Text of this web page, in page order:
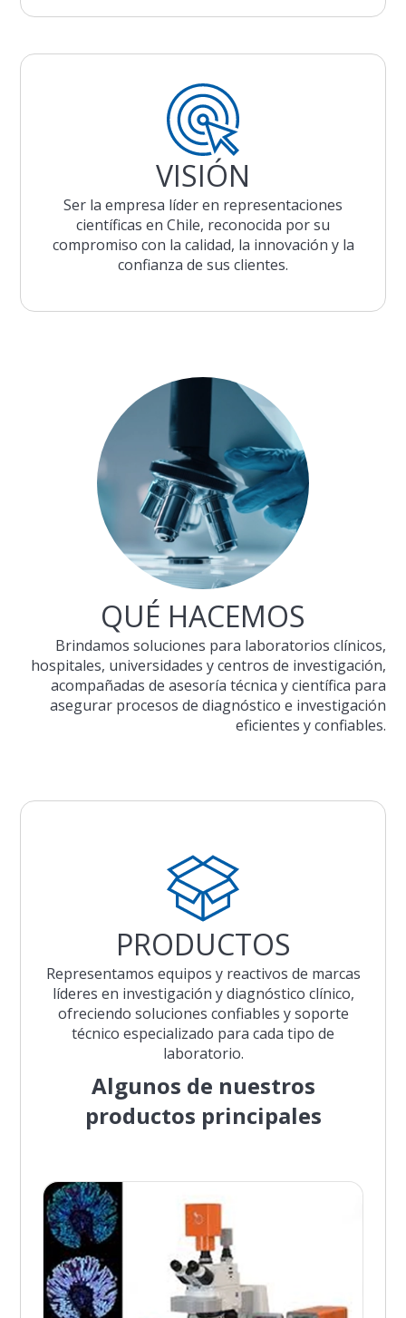
VISIÓN
Ser la empresa líder en representaciones
científicas en Chile, reconocida por su
compromiso con la calidad, la innovación y la
confianza de sus clientes.
QUÉ HACEMOS
Brindamos soluciones para laboratorios clínicos,
hospitales, universidades y centros de investigación,
acompañadas de asesoría técnica y científica para
asegurar procesos de diagnóstico e investigación
eficientes y confiables.
PRODUCTOS
Representamos equipos y reactivos de marcas
líderes en investigación y diagnóstico clínico,
ofreciendo soluciones confiables y soporte
técnico especializado para cada tipo de
laboratorio.
Algunos de nuestros
productos principales